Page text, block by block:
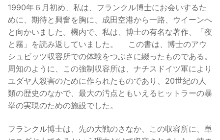
1990年６月初め、私は、フランクル博士にお会いするた
めに、期待と興奮を胸に、成田空港から一路、ウイーンへ
と向かいました。機内で、私は、博士の有名な著作、「夜
と霧」を読み返していました。 この書は、博士のアウ
シュビッツ収容所での体験をつぶさに綴ったものである。
周知のように、この強制収容所は、ナチスドイツ軍により
ユダヤ人殺害のために作られたものであり、20世紀の人
類の歴史のなかで、最大の汚点ともいえるヒットラーの暴
挙の実現のための施設でした。
フランクル博士は、先の大戦のさなか、この収容所に、単